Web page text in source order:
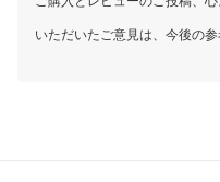
いただいたご意見は、今後の
今後も、より良い商品・サー